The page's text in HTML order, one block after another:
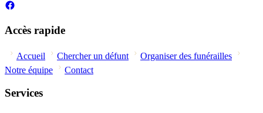
Accès rapide
Accueil Chercher un défunt
Organiser des funérailles
Notre équipe
Contact
Services